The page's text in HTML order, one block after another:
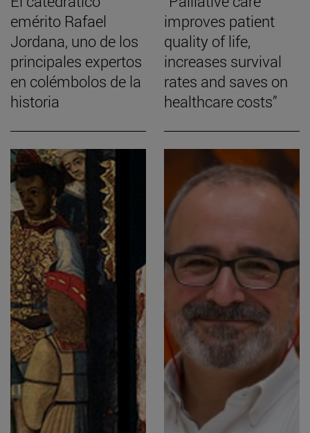
emérito Rafael
Jordana, uno de los
principales expertos
en colémbolos de la
historia
improves patient
quality of life,
increases survival
rates and saves on
healthcare costs”